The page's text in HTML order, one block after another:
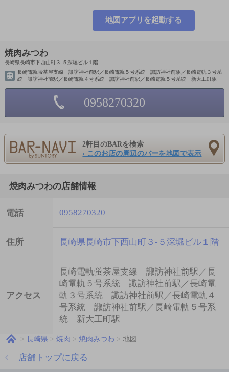
地図アプリを起動する
焼肉みつわ
長崎県長崎市下西山町３-５深堀ビル１階
長崎電軌蛍茶屋支線 諏訪神社前駅／長崎電軌５号系統 諏訪神社前駅／長崎電軌３号系
統 諏訪神社前駅／長崎電軌４号系統 諏訪神社前駅／長崎電軌５号系統 新大工町駅
0958270320
2軒目のBARを検索
› このお店の周辺のバーを地図で表示
焼肉みつわの店舗情報
電話 0958270320
住所 長崎県長崎市下西山町３-５深堀ビル１階
アクセス
長崎電軌蛍茶屋支線 諏訪神社前駅／長
崎電軌５号系統 諏訪神社前駅／長崎電
軌３号系統 諏訪神社前駅／長崎電軌４
号系統 諏訪神社前駅／長崎電軌５号系
統 新大工町駅
長崎県 焼肉 焼肉みつわ 地図
店舗トップに戻る